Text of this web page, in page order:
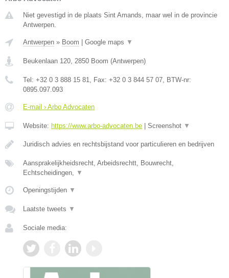
Niet gevestigd in de plaats Sint Amands, maar wel in de provincie
Antwerpen.
Antwerpen » Boom Google maps ▼
Beukenlaan 120, 2850 Boom (Antwerpen)
Tel: +32 0 3 888 15 81, Fax: +32 0 3 844 57 07, BTW-nr:
0895.097.093
E-mail › Arbo Advocaten
Website: https://www.arbo-advocaten.be Screenshot ▼
Juridisch advies en rechtsbijstand voor particulieren en bedrijven
Aansprakelijkheidsrecht, Arbeidsrechtt, Bouwrecht,
Echtscheidingen, ▼
Openingstijden ▼
Laatste tweets ▼
Sociale media: